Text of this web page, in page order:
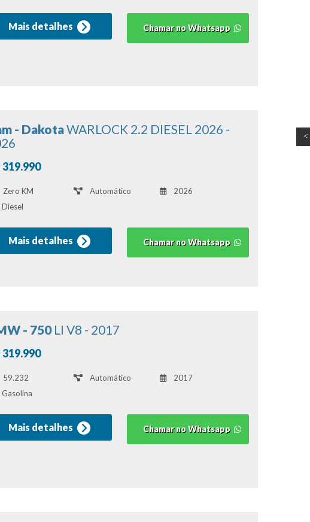
Mais detalhes Chamar no Whatsapp
- DakotaWARLOCK 2.2 DIESEL 2026 -
319.990
Zero KM Automático
2026
Diesel
Mais detalhes Chamar no Whatsapp
- 750 LI V8 - 2017
319.990
59.232 Automático
2017
Gasolina
Mais detalhes Chamar no Whatsapp